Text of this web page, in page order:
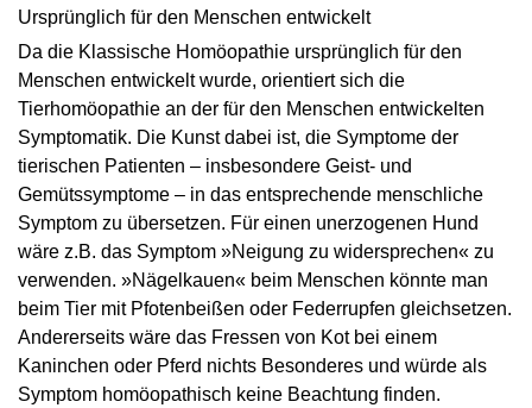
Ursprünglich für den Menschen entwickelt
Da die Klassische Homöopathie ursprünglich für den
Menschen entwickelt wurde, orientiert sich die
Tierhomöopathie an der für den Menschen entwickelten
Symptomatik. Die Kunst dabei ist, die Symptome der
tierischen Patienten – insbesondere Geist- und
Gemütssymptome – in das entsprechende menschliche
Symptom zu übersetzen. Für einen unerzogenen Hund
wäre z.B. das Symptom »Neigung zu widersprechen« zu
verwenden. »Nägelkauen« beim Menschen könnte man
beim Tier mit Pfotenbeißen oder Federrupfen gleichsetzen.
Andererseits wäre das Fressen von Kot bei einem
Kaninchen oder Pferd nichts Besonderes und würde als
Symptom homöopathisch keine Beachtung finden.